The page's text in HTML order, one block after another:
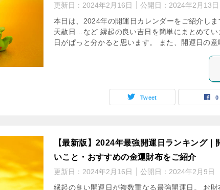
更新日： 2024年2月16日 公開日： 2024年2月13日
本日は、2024年の開運日カレンダーをご紹介しま
天赦日…など 縁起の良い吉日を簡単にまとめて
日がぱっと分かると思います。 また、開運日の
Tweet 0
【最新版】2024年最強開運日ランキング｜
いこと・おすすめの金運財布をご紹介
更新日： 2024年2月16日 公開日： 2024年2月9日
縁起の良い開運日が複数重なる最強開運日。 お